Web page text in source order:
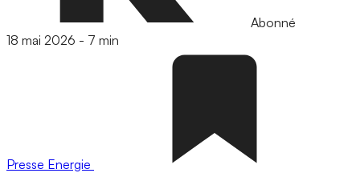
Abonné
18 mai 2026 - 7 min
Presse Energie